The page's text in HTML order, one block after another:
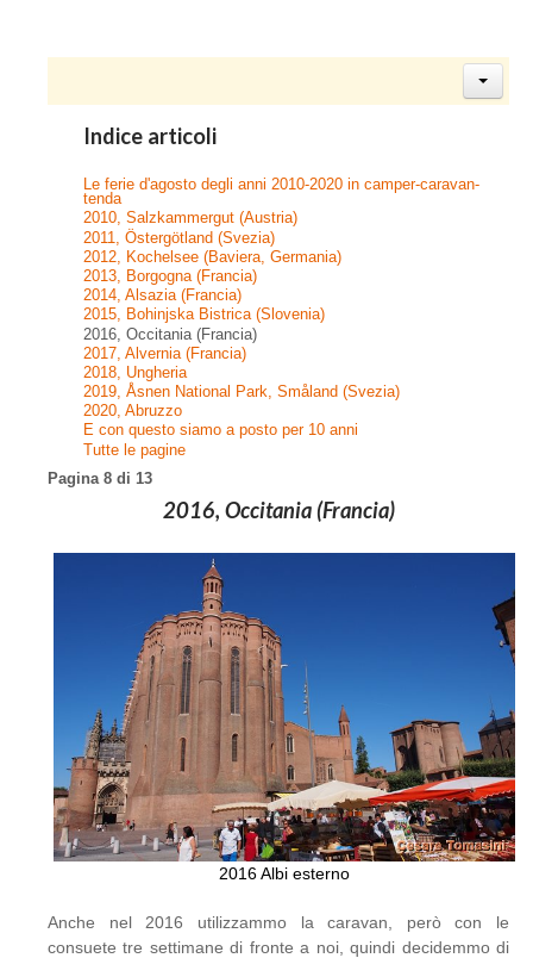
Indice articoli
Le ferie d'agosto degli anni 2010-2020 in camper-caravan-
tenda
2010, Salzkammergut (Austria)
2011, Östergötland (Svezia)
2012, Kochelsee (Baviera, Germania)
2013, Borgogna (Francia)
2014, Alsazia (Francia)
2015, Bohinjska Bistrica (Slovenia)
2016, Occitania (Francia)
2017, Alvernia (Francia)
2018, Ungheria
2019, Åsnen National Park, Småland (Svezia)
2020, Abruzzo
E con questo siamo a posto per 10 anni
Tutte le pagine
Pagina 8 di 13
2016, Occitania (Francia)
2016 Albi esterno
Anche nel 2016 utilizzammo la caravan, però con le
consuete tre settimane di fronte a noi, quindi decidemmo di